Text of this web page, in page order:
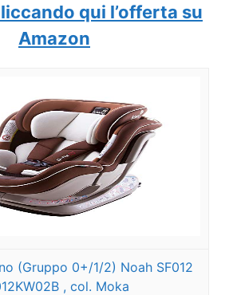
qui l’offerta su
Amazon
(Gruppo 0+/1/2) Noah SF012
, col. Moka